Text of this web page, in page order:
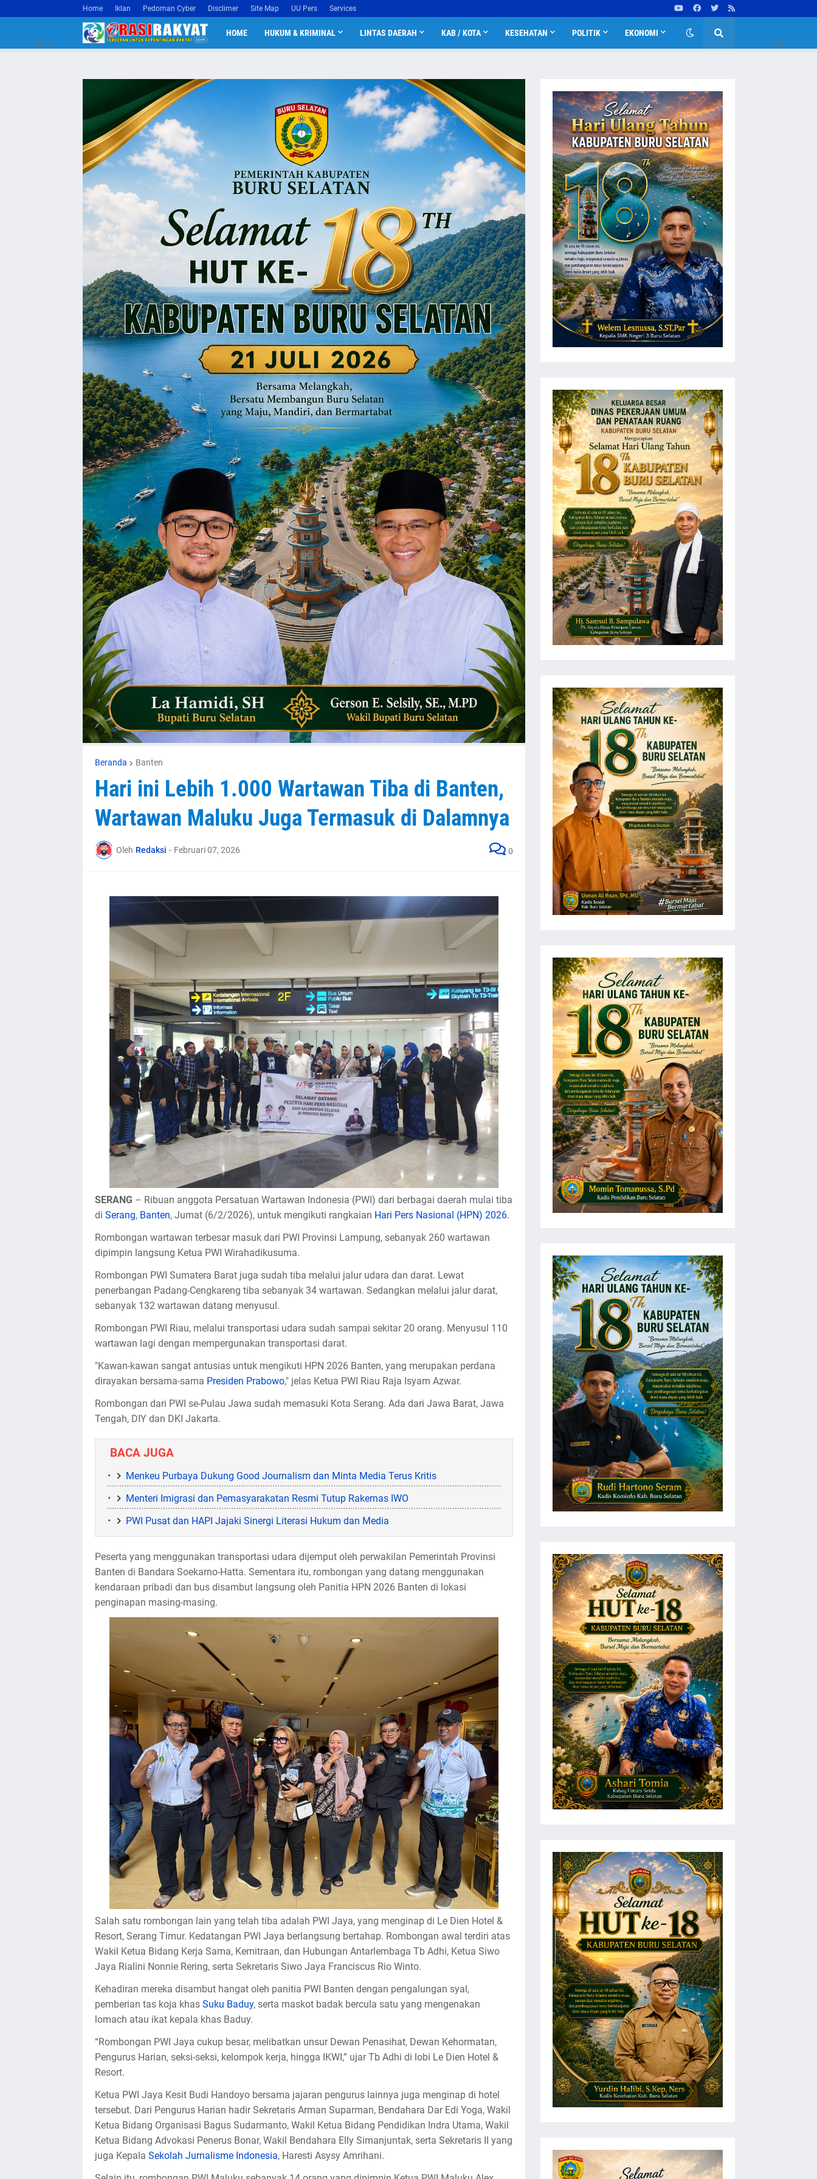
Close Close
Home Iklan Pedoman Cyber Disclimer Site Map UU Pers Services
HOME HUKUM & KRIMINAL LINTAS DAERAH KAB / KOTA KESEHATAN POLITIK EKONOMI
Beranda Banten
Hari ini Lebih 1.000 Wartawan Tiba di Banten,
Wartawan Maluku Juga Termasuk di Dalamnya
Oleh Redaksi - Februari 07, 2026 0
SERANG – Ribuan anggota Persatuan Wartawan Indonesia (PWI) dari berbagai daerah mulai tiba
di Serang, Banten, Jumat (6/2/2026), untuk mengikuti rangkaian Hari Pers Nasional (HPN) 2026.
Rombongan wartawan terbesar masuk dari PWI Provinsi Lampung, sebanyak 260 wartawan
dipimpin langsung Ketua PWI Wirahadikusuma.
Rombongan PWI Sumatera Barat juga sudah tiba melalui jalur udara dan darat. Lewat
penerbangan Padang-Cengkareng tiba sebanyak 34 wartawan. Sedangkan melalui jalur darat,
sebanyak 132 wartawan datang menyusul.
Rombongan PWI Riau, melalui transportasi udara sudah sampai sekitar 20 orang. Menyusul 110
wartawan lagi dengan mempergunakan transportasi darat.
"Kawan-kawan sangat antusias untuk mengikuti HPN 2026 Banten, yang merupakan perdana
dirayakan bersama-sama Presiden Prabowo," jelas Ketua PWI Riau Raja Isyam Azwar.
Rombongan dari PWI se-Pulau Jawa sudah memasuki Kota Serang. Ada dari Jawa Barat, Jawa
Tengah, DIY dan DKI Jakarta.
BACA JUGA
Menkeu Purbaya Dukung Good Journalism dan Minta Media Terus Kritis
Menteri Imigrasi dan Pemasyarakatan Resmi Tutup Rakernas IWO
PWI Pusat dan HAPI Jajaki Sinergi Literasi Hukum dan Media
Peserta yang menggunakan transportasi udara dijemput oleh perwakilan Pemerintah Provinsi
Banten di Bandara Soekarno-Hatta. Sementara itu, rombongan yang datang menggunakan
kendaraan pribadi dan bus disambut langsung oleh Panitia HPN 2026 Banten di lokasi
penginapan masing-masing.
Salah satu rombongan lain yang telah tiba adalah PWI Jaya, yang menginap di Le Dien Hotel &
Resort, Serang Timur. Kedatangan PWI Jaya berlangsung bertahap. Rombongan awal terdiri atas
Wakil Ketua Bidang Kerja Sama, Kemitraan, dan Hubungan Antarlembaga Tb Adhi, Ketua Siwo
Jaya Rialini Nonnie Rering, serta Sekretaris Siwo Jaya Franciscus Rio Winto.
Kehadiran mereka disambut hangat oleh panitia PWI Banten dengan pengalungan syal,
pemberian tas koja khas Suku Baduy, serta maskot badak bercula satu yang mengenakan
lomach atau ikat kepala khas Baduy.
“Rombongan PWI Jaya cukup besar, melibatkan unsur Dewan Penasihat, Dewan Kehormatan,
Pengurus Harian, seksi-seksi, kelompok kerja, hingga IKWI,” ujar Tb Adhi di lobi Le Dien Hotel &
Resort.
Ketua PWI Jaya Kesit Budi Handoyo bersama jajaran pengurus lainnya juga menginap di hotel
tersebut. Dari Pengurus Harian hadir Sekretaris Arman Suparman, Bendahara Dar Edi Yoga, Wakil
Ketua Bidang Organisasi Bagus Sudarmanto, Wakil Ketua Bidang Pendidikan Indra Utama, Wakil
Ketua Bidang Advokasi Penerus Bonar, Wakil Bendahara Elly Simanjuntak, serta Sekretaris II yang
juga Kepala Sekolah Jurnalisme Indonesia, Haresti Asysy Amrihani.